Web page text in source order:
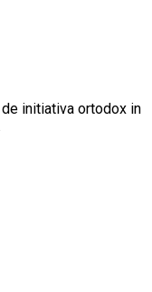
initiativa ortodox in